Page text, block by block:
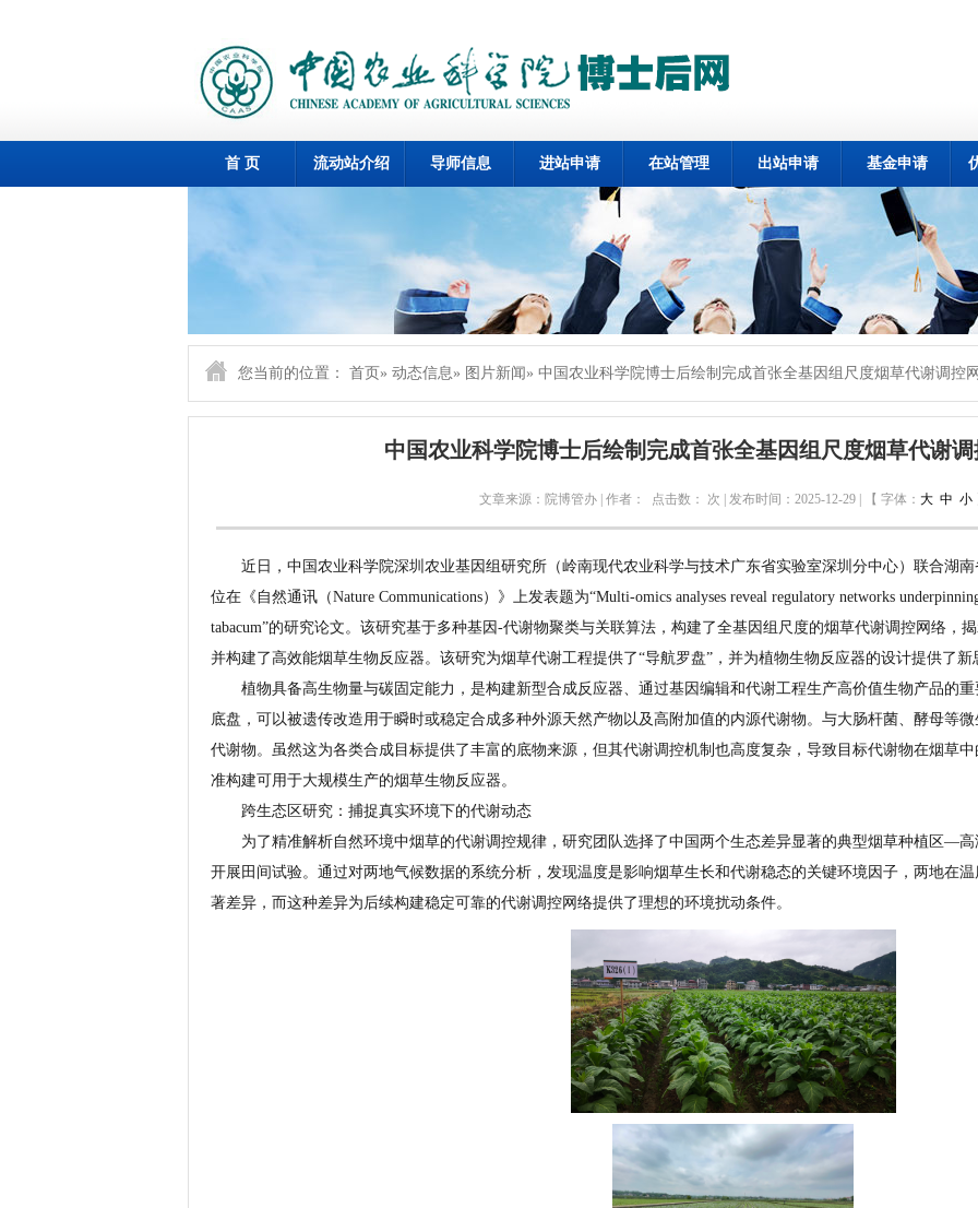
首 页 流动站介绍 导师信息 进站申请 在站管理 出站申请 基金申请
您当前的位置： 首页 » 动态信息» 图片新闻 » 中国农业科学院博士后绘制完成首张全基因组尺度烟草代谢调控
中国农业科学院博士后绘制完成首张全基因组尺度烟草代谢
文章来源：院博管办 | 作者： 点击数： 次 | 发布时间：2025-12-29 | 【 字体： 大 中 小
近日，中国农业科学院深圳农业基因组研究所（岭南现代农业科学与技术广东省实验室深圳分中心）联合湖
位在《自然通讯（Nature Communications）》上发表题为“Multi-omics analyses reveal regulatory networks
tabacum”的研究论文。该研究基于多种基因-代谢物聚类与关联算法，构建了全基因组尺度的烟草代谢调控网络，
并构建了高效能烟草生物反应器。该研究为烟草代谢工程提供了“导航罗盘”，并为植物生物反应器的设计提供了新
植物具备高生物量与碳固定能力，是构建新型合成反应器、通过基因编辑和代谢工程生产高价值生物产品的
底盘，可以被遗传改造用于瞬时或稳定合成多种外源天然产物以及高附加值的内源代谢物。与大肠杆菌、酵母等
代谢物。虽然这为各类合成目标提供了丰富的底物来源，但其代谢调控机制也高度复杂，导致目标代谢物在烟草
准构建可用于大规模生产的烟草生物反应器。
跨生态区研究：捕捉真实环境下的代谢动态
为了精准解析自然环境中烟草的代谢调控规律，研究团队选择了中国两个生态差异显著的典型烟草种植区—
开展田间试验。通过对两地气候数据的系统分析，发现温度是影响烟草生长和代谢稳态的关键环境因子，两地在
著差异，而这种差异为后续构建稳定可靠的代谢调控网络提供了理想的环境扰动条件。